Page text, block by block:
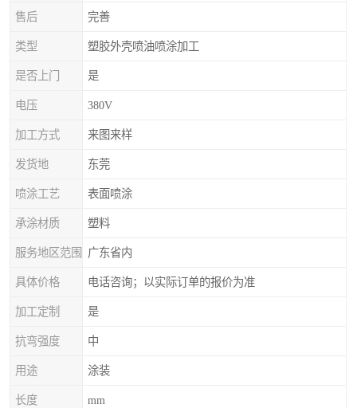
售后 完善
类型 塑胶外壳喷油喷涂加工
是否上门 是
电压 380V
加工方式 来图来样
发货地 东莞
喷涂工艺 表面喷涂
承涂材质 塑料
服务地区范围 广东省内
具体价格 电话咨询；以实际订单的报价为准
加工定制 是
抗弯强度 中
用途 涂装
长度 mm